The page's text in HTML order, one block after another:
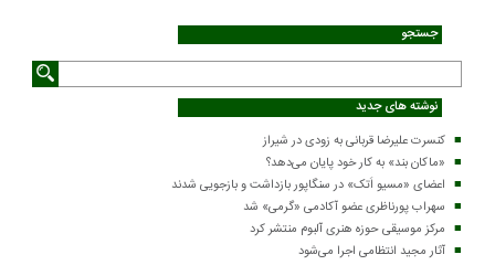
جستجو
نوشته های جدید
کنسرت علیرضا قربانی به زودی در شیراز
«ماکان بند» به کار خود پایان می‌دهد؟
اعضای «مسیو اَتک» در سنگاپور بازداشت و بازجویی شدند
سهراب پورناظری عضو آکادمی «گرمی» شد
مرکز موسیقی حوزه هنری آلبوم منتشر کرد
آثار مجید انتظامی اجرا می‌شود